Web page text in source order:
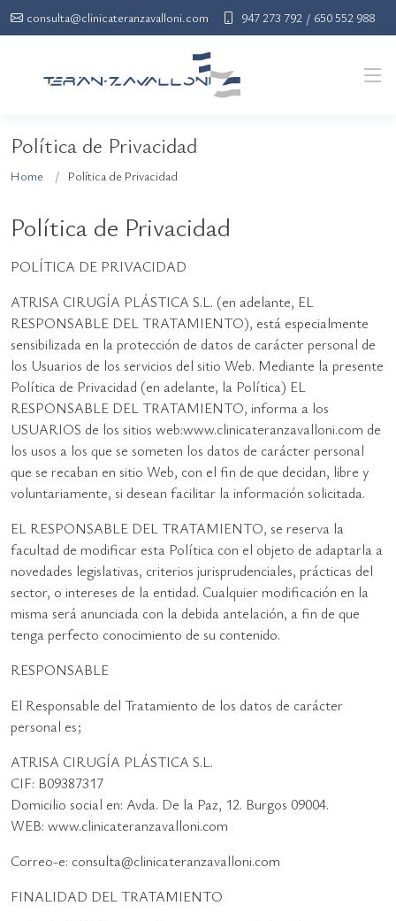
consulta@clinicateranzavalloni.com 947 273 792 / 650 552 988
Política de Privacidad
Home Política de Privacidad
Política de Privacidad
POLÍTICA DE PRIVACIDAD
ATRISA CIRUGÍA PLÁSTICA S.L. (en adelante, EL
RESPONSABLE DEL TRATAMIENTO), está especialmente
sensibilizada en la protección de datos de carácter personal de
los Usuarios de los servicios del sitio Web. Mediante la presente
Política de Privacidad (en adelante, la Política) EL
RESPONSABLE DEL TRATAMIENTO, informa a los
USUARIOS de los sitios web:www.clinicateranzavalloni.com de
los usos a los que se someten los datos de carácter personal
que se recaban en sitio Web, con el fin de que decidan, libre y
voluntariamente, si desean facilitar la información solicitada.
EL RESPONSABLE DEL TRATAMIENTO, se reserva la
facultad de modificar esta Política con el objeto de adaptarla a
novedades legislativas, criterios jurisprudenciales, prácticas del
sector, o intereses de la entidad. Cualquier modificación en la
misma será anunciada con la debida antelación, a fin de que
tenga perfecto conocimiento de su contenido.
RESPONSABLE
El Responsable del Tratamiento de los datos de carácter
personal es;
ATRISA CIRUGÍA PLÁSTICA S.L.
CIF: B09387317
Domicilio social en: Avda. De la Paz, 12. Burgos 09004.
WEB: www.clinicateranzavalloni.com
Correo-e: consulta@clinicateranzavalloni.com
FINALIDAD DEL TRATAMIENTO